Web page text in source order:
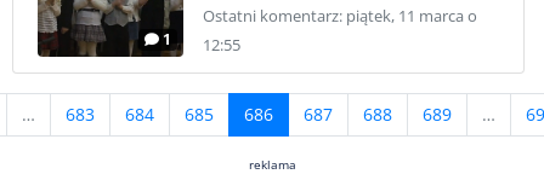
1
Ostatni komentarz: piątek, 11 marca o
12:55
… 683 684 685 686 687 688 689 …
reklama